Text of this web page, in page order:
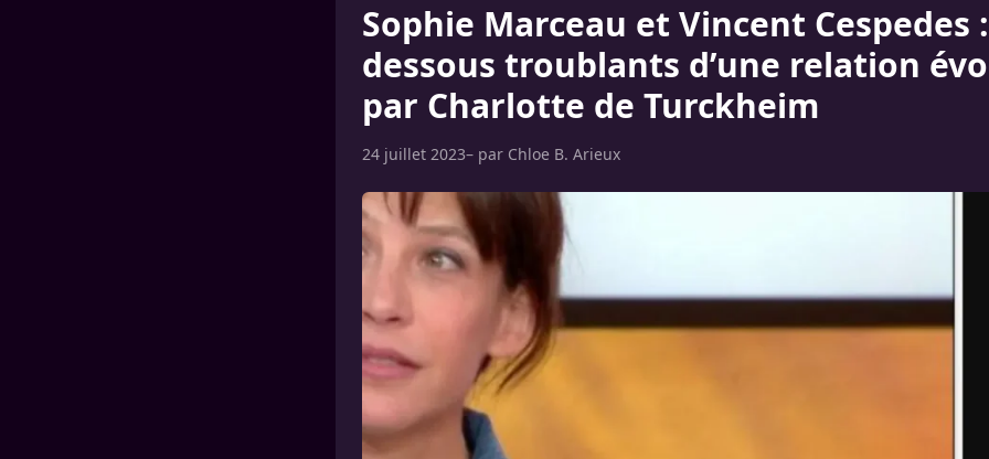
Sophie Marceau et Vincent Cespedes
dessous troublants d’une relation
par Charlotte de Turckheim
24 juillet 2023– par Chloe B. Arieux